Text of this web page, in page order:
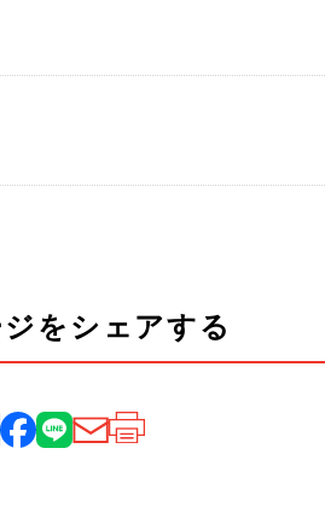
をシェアする